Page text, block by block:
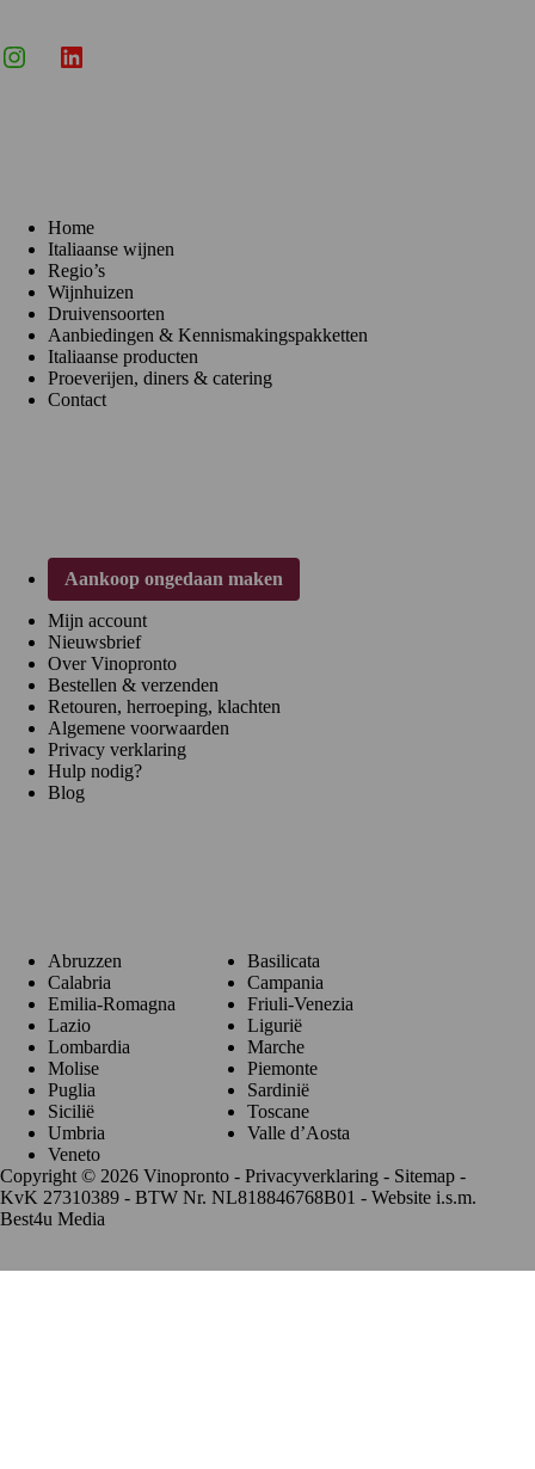
InstagramLinkedIn
Home
Italiaanse wijnen
Regio’s
Wijnhuizen
Druivensoorten
Aanbiedingen & Kennismakingspakketten
Italiaanse producten
Proeverijen, diners & catering
Contact
Aankoop ongedaan maken
Mijn account
Nieuwsbrief
Over Vinopronto
Bestellen & verzenden
Retouren, herroeping, klachten
Algemene voorwaarden
Privacy verklaring
Hulp nodig?
Blog
Abruzzen
Basilicata
Calabria
Campania
Emilia-Romagna
Friuli-Venezia
Lazio
Ligurië
Lombardia
Marche
Molise
Piemonte
Puglia
Sardinië
Sicilië
Toscane
Umbria
Valle d’Aosta
Veneto
Copyright © 2026 Vinopronto - Privacyverklaring - Sitemap -
KvK 27310389 - BTW Nr. NL818846768B01 - Website i.s.m.
Best4u Media